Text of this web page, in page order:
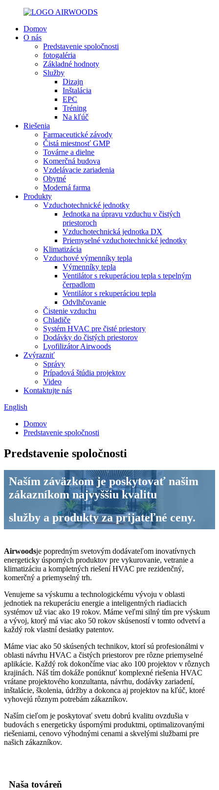
Domov
O nás
Predstavenie spoločnosti
fotogaléria
Základné hodnoty
Služby
Dizajn
Inštalácia
EPC
Tréning
Na kľúč
Riešenia
Farmaceutické závody
Čistá miestnosť GMP
Továrne a dielne
Komerčná budova
Vzdelávacie zariadenia
Obytné
Moderná farma
Produkty
Vzduchotechnické jednotky
Jednotka na úpravu vzduchu v čistých
priestoroch
Vzduchotechnická jednotka DX
Priemyselné vzduchotechnické jednotky
Klimatizácia
Vzduchové výmenníky tepla
Výmenníky tepla
Ventilátor s rekuperáciou tepla s tepelným
čerpadlom
Ventilátor s rekuperáciou tepla
Odvlhčovanie
Čistenie vzduchu
Chladiče
Systém HVAC pre čisté priestory
Dodávky do čistých priestorov
Lyofilizátor Airwoods
Zvýrazniť
Správy
Prípadová štúdia projektov
Video
Kontaktujte nás
English
Domov
Predstavenie spoločnosti
Predstavenie spoločnosti
Naším záväzkom je poskytovať našim
zákazníkom najvyššiu kvalitu
služby a produkty za prijateľné ceny.
Airwoodsje popredným svetovým dodávateľom inovatívnych
energeticky úsporných produktov pre vykurovanie, vetranie a
klimatizáciu a kompletných riešení HVAC pre rezidenčný,
komerčný a priemyselný trh.
Venujeme sa výskumu a technologickému vývoju v oblasti
jednotiek na rekuperáciu energie a inteligentných riadiacich
systémov už viac ako 19 rokov. Máme veľmi silný tím pre výskum
a vývoj, ktorý má viac ako 50 rokov skúseností v tomto odvetví a
každý rok vlastní desiatky patentov.
Máme viac ako 50 skúsených technikov, ktorí sú profesionálmi v
oblasti návrhu HVAC a čistých priestorov pre rôzne priemyselné
aplikácie. Každý rok dokončíme viac ako 100 projektov v rôznych
krajinách. Náš tím dokáže ponúknuť komplexné riešenia HVAC
vrátane projektového konzultanta, návrhu, dodávky zariadení,
inštalácie, školenia, údržby a dokonca aj projektov na kľúč, ktoré
vyhovejú rôznym potrebám zákazníkov.
Naším cieľom je poskytovať svetu dobrú kvalitu ovzdušia v
budovách s energeticky úspornými produktmi, optimalizovanými
riešeniami, cenovo výhodnými cenami a skvelými službami pre
našich zákazníkov.
Naša továreň